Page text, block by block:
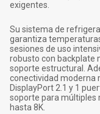
exigentes.
Su sistema de
garantiza
sesiones de uso
robusto con backplate
soporte estructural.
conectividad moderna
DisplayPort 2.1 y 1
soporte para múltiples
hasta 8K.